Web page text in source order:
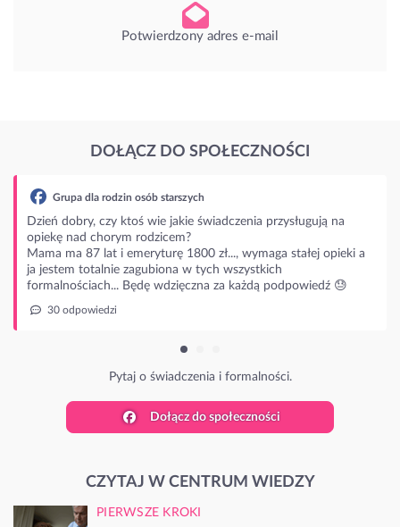
Potwierdzony adres e-mail
DOŁĄCZ DO SPOŁECZNOŚCI
dla rodzin osób starszych
czy ktoś wie jakie świadczenia przysługują na
chorym rodzicem?
87 lat i emeryturę 1800 zł..., wymaga stałej opieki a
totalnie zagubiona w tych wszystkich
Będę wdzięczna za każdą podpowiedź 😓
Pytaj o świadczenia i formalności.
Dołącz do społeczności
CZYTAJ W CENTRUM WIEDZY
PIERWSZE KROKI